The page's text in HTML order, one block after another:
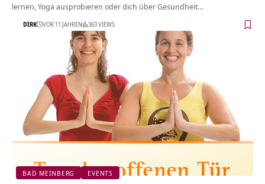
lernen, Yoga ausprobieren oder dich über Gesundheit…
DIRK VOR 11 JAHREN 363 VIEWS
BAD MEINBERG EVENTS